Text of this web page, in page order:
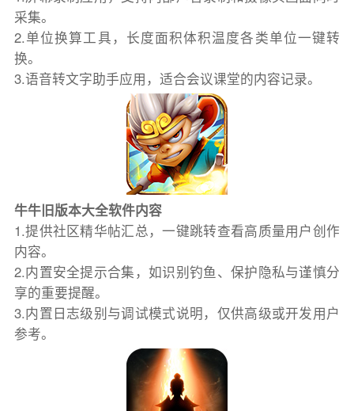
采集。
2.单位换算工具，长度面积体积温度各类单位一键转
换。
3.语音转文字助手应用，适合会议课堂的内容记录。
牛牛旧版本大全软件内容
1.提供社区精华帖汇总，一键跳转查看高质量用户创作
内容。
2.内置安全提示合集，如识别钓鱼、保护隐私与谨慎分
享的重要提醒。
3.内置日志级别与调试模式说明，仅供高级或开发用户
参考。